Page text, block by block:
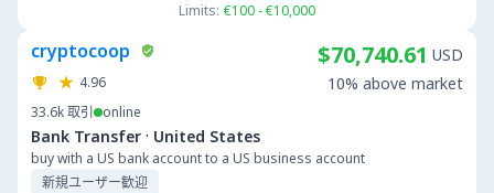
Limits: €100 - €10,000
cryptocoop
4.96
33.6k取引 online
Bank Transfer · United States
buy with a US bank account to a US business account
新規ユーザー歓迎
$70,740.61 USD
10% above market